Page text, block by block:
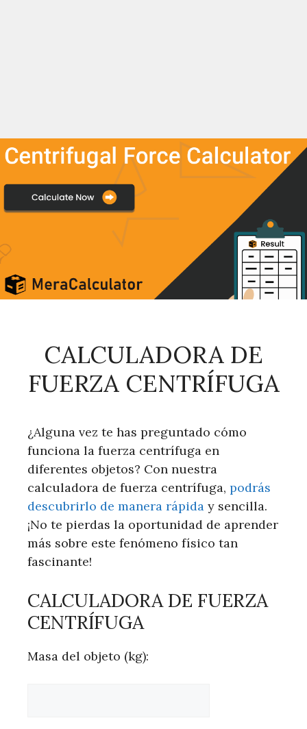
CALCULADORA DE
FUERZA CENTRÍFUGA
¿Alguna vez te has preguntado cómo
funciona la fuerza centrífuga en
diferentes objetos? Con nuestra
calculadora de fuerza centrífuga, podrás
descubrirlo de manera rápida y sencilla.
¡No te pierdas la oportunidad de aprender
más sobre este fenómeno físico tan
fascinante!
CALCULADORA DE FUERZA
CENTRÍFUGA
Masa del objeto (kg):